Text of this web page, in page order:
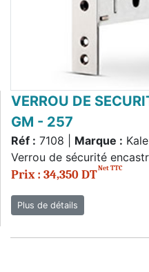
VERROU DE
GM - 257
Réf : 7108 | Marque : Kale
Verrou de sécurité
Prix : 34,350 DTNet TTC
Plus de détails